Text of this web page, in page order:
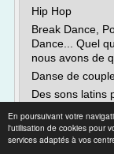
En poursuivant votre
l'utilisation de cookies pour
services adaptés à vos
Hip Hop
Break Dance,
Dance... Quel
nous avons de
Danse de
Des sons latins
nous vous
rythmes...
Lire la suite